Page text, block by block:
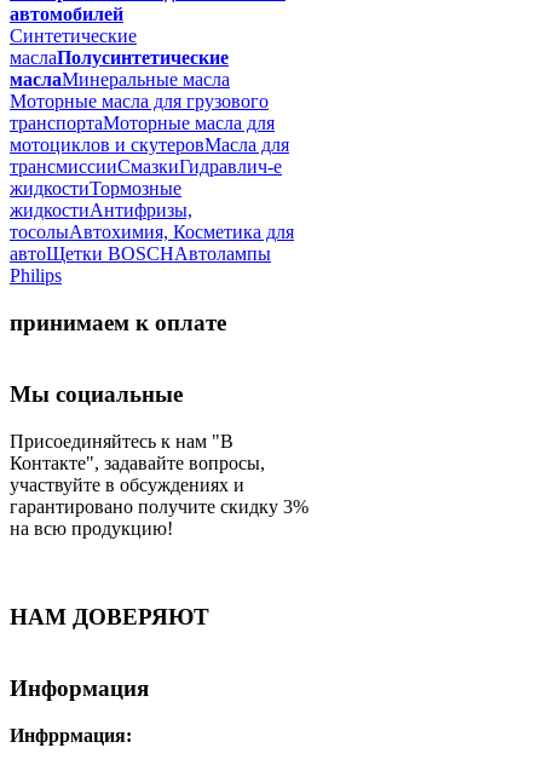
автомобилей
Синтетические
маслаПолусинтетические
маслаМинеральные масла
Моторные масла для грузового
транспортаМоторные масла для
мотоциклов и скутеровМасла для
трансмиссииСмазкиГидравлич-е
жидкостиТормозные
жидкостиАнтифризы,
тосолыАвтохимия, Косметика для
автоЩетки BOSCHАвтолампы
Philips
принимаем к оплате
Мы социальные
Присоединяйтесь к нам "В
Контакте", задавайте вопросы,
участвуйте в обсуждениях и
гарантировано получите скидку 3%
на всю продукцию!
НАМ ДОВЕРЯЮТ
Информация
Инфррмация: